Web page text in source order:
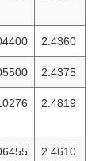
2.4360
N04400
2.4375
N05500
2.4819
N10276
2.4610
N06455